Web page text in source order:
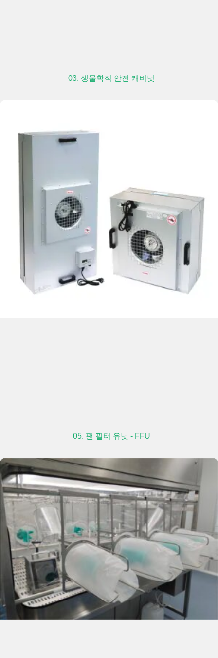
03. 생물학적 안전 캐비닛
05. 팬 필터 유닛 - FFU